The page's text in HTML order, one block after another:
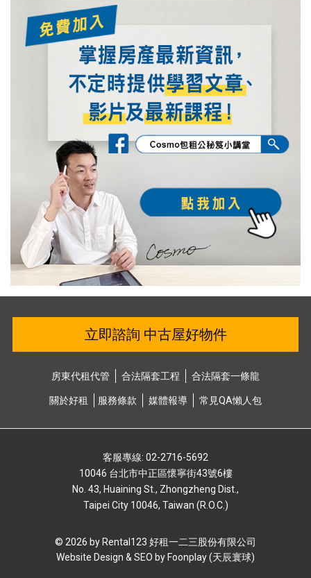
立即諮詢 中古屋好物件
房東代租代管 合法隔套⼯程 合法隔套⼀條龍
關於好租 服務條款 媒體報導 常⾒QA懶⼈包
客服專線: 02-2716-5692
10046 台北市中正區懷寧街43號6樓
No. 43, Huaining St., Zhongzheng Dist.,
Taipei City 10046, Taiwan (R.O.C.)
© 2026 by Rental123 好租⼀⼆三股份有限公司
Website Design & SEO by Foonplay (天辰寰球)